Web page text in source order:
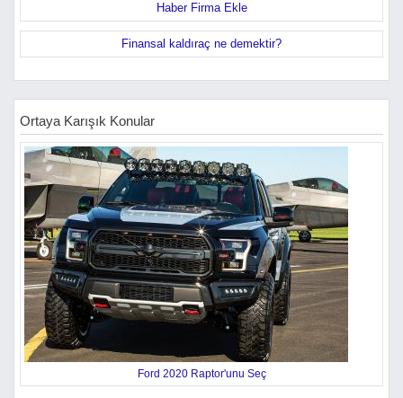
Haber Firma Ekle
Finansal kaldıraç ne demektir?
Ortaya Karışık Konular
Ford 2020 Raptor'unu Seç